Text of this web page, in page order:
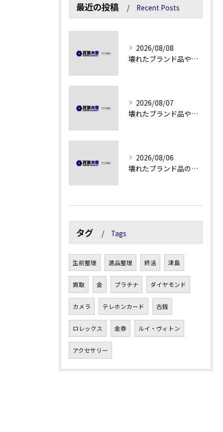
最近の投稿 Recent Posts
2026/08/08
壊れたブランド品や汚れアクセサリーの買取価値解説
2026/08/07
壊れたブランド品や古物の価値を見極める秘訣
2026/08/06
壊れたブランド品の価値を見極める技術とは
タグ Tags
生前整理 遺品整理 終活 津島
買取 金 プラチナ ダイヤモンド
カメラ テレホンカード 古銭
ロレックス 金券 ルイ・ヴィトン
アクセサリー